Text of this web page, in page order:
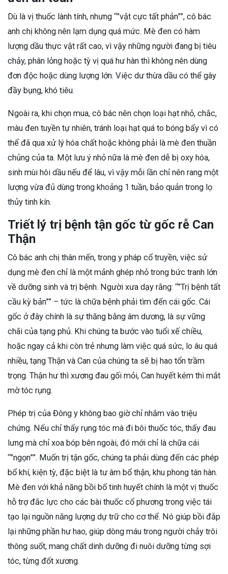
Dù là vị thuốc lành tính, nhưng “”vật cực tất phản””, cô bác
anh chị không nên lạm dụng quá mức. Mè đen có hàm
lượng dầu thực vật rất cao, vì vậy những người đang bị tiêu
chảy, phân lỏng hoặc tỳ vị quá hư hàn thì không nên dùng
đơn độc hoặc dùng lượng lớn. Việc dư thừa dầu có thể gây
đầy bụng, khó tiêu.
Ngoài ra, khi chọn mua, cô bác nên chọn loại hạt nhỏ, chắc,
màu đen tuyền tự nhiên, tránh loại hạt quá to bóng bẩy vì có
thể đã qua xử lý hóa chất hoặc không phải là mè đen thuần
chủng của ta. Một lưu ý nhỏ nữa là mè đen dễ bị oxy hóa,
sinh mùi hôi dầu nếu để lâu, vì vậy mỗi lần chỉ nên rang một
lượng vừa đủ dùng trong khoảng 1 tuần, bảo quản trong lọ
thủy tinh kín.
Triết lý trị bệnh tận gốc từ gốc rễ Can
Thận
Cô bác anh chị thân mến, trong y pháp cổ truyền, việc sử
dụng mè đen chỉ là một mảnh ghép nhỏ trong bức tranh lớn
về dưỡng sinh và trị bệnh. Người xưa dạy rằng: “”Trị bệnh tất
cầu kỳ bản”” – tức là chữa bệnh phải tìm đến cái gốc. Cái
gốc ở đây chính là sự thăng bằng âm dương, là sự vững
chãi của tạng phủ. Khi chúng ta bước vào tuổi xế chiều,
hoặc ngay cả khi còn trẻ nhưng làm việc quá sức, lo âu quá
nhiều, tạng Thận và Can của chúng ta sẽ bị hao tổn trầm
trọng. Thận hư thì xương đau gối mỏi, Can huyết kém thì mắt
mờ tóc rụng.
Phép trị của Đông y không bao giờ chỉ nhắm vào triệu
chứng. Nếu chỉ thấy rụng tóc mà đi bôi thuốc tóc, thấy đau
lưng mà chỉ xoa bóp bên ngoài, đó mới chỉ là chữa cái
“”ngọn””. Muốn trị tận gốc, chúng ta phải dùng đến các phép
bổ khí, kiện tỳ, đặc biệt là tư âm bổ thận, khu phong tán hàn.
Mè đen với khả năng bồi bổ tinh huyết chính là một vị thuốc
hỗ trợ đắc lực cho các bài thuốc cổ phương trong việc tái
tạo lại nguồn năng lượng dự trữ cho cơ thể. Nó giúp bồi đắp
lại những phần hư hao, giúp dòng máu trong người chảy trôi
thông suốt, mang chất dinh dưỡng đi nuôi dưỡng từng sợi
tóc, từng đốt xương.